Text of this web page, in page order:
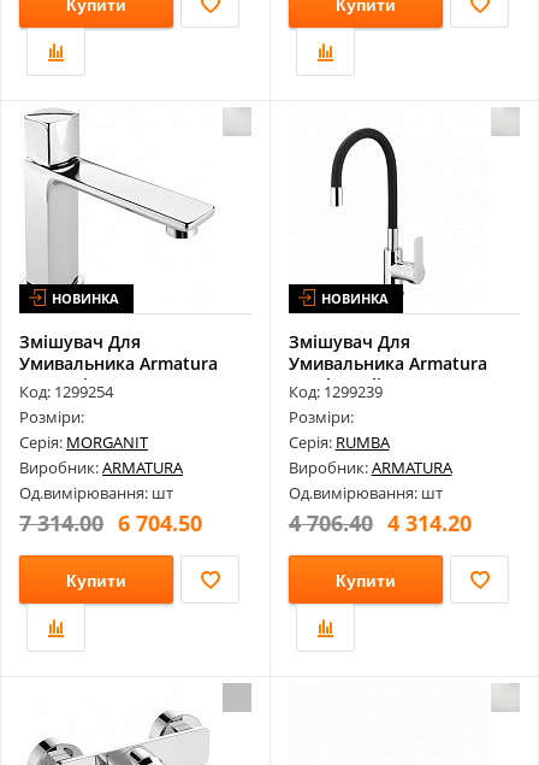
Купити Купити
НОВИНКА
Змішувач Для
Умивальника Armatura
Morganit 4922-815-...
Код: 1299254
Розміри:
Серія: MORGANIT
Виробник:ARMATURA
Од.вимірювання: шт
7 314.00 6 704.50
Купити
НОВИНКА
Змішувач Для
Умивальника Armatura
Rumba Calix 6553-9...
Код: 1299239
Розміри:
Серія: RUMBA
Виробник:ARMATURA
Од.вимірювання: шт
4 706.40 4 314.20
Купити